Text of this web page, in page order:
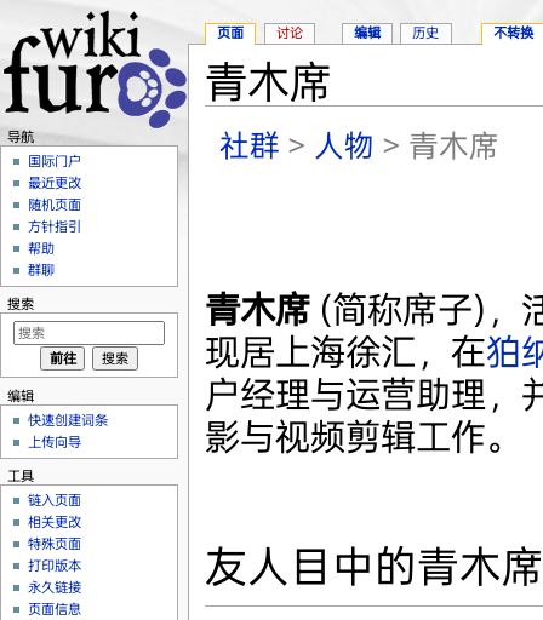
青木席
社群 > 人物 > 青木席
青木席(简称席子)，
现居上海徐汇，在狛
户经理与运营助理，
影与视频剪辑工作。
友人目中的青木席
页面 讨论 编辑 历史 不转换
导航
国际门户
最近更改
随机页面
方针指引
帮助
群聊
搜索
编辑
快速创建词条
上传向导
工具
链入页面
相关更改
特殊页面
打印版本
永久链接
页面信息